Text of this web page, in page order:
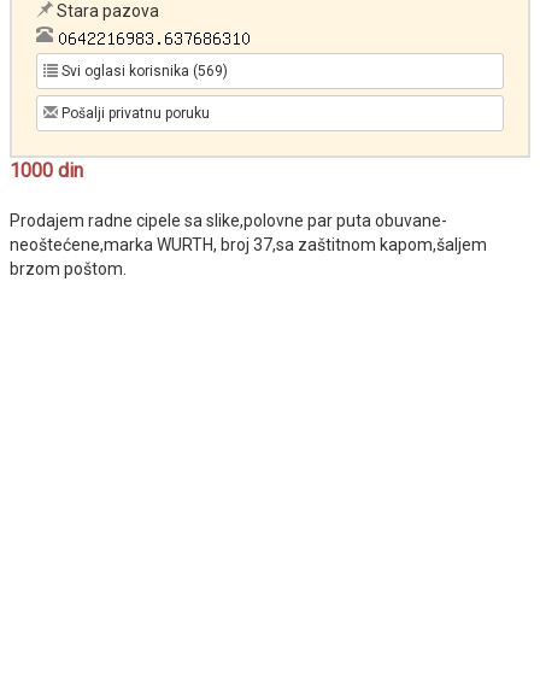
Stara pazova
Svi oglasi korisnika (569)
Pošalji privatnu poruku
1000 din
Prodajem radne cipele sa slike,polovne par puta obuvane-
neoštećene,marka WURTH, broj 37,sa zaštitnom kapom,šaljem
brzom poštom.